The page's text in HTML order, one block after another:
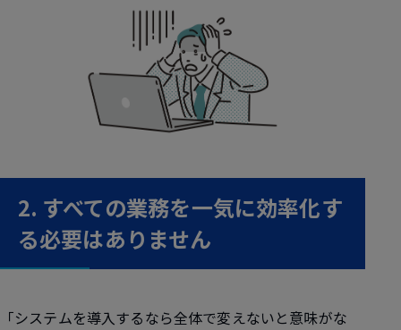
2. すべての業務を一気に効率化す
る必要はありません
「システムを導入するなら全体で変えないと意味がな